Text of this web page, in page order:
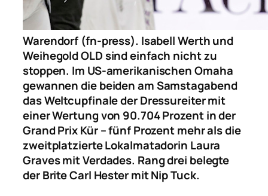
Warendorf (fn-press). Isabell Werth und
Weihegold OLD sind einfach nicht zu
stoppen. Im US-amerikanischen Omaha
gewannen die beiden am Samstagabend
das Weltcupfinale der Dressureiter mit
einer Wertung von 90.704 Prozent in der
Grand Prix Kür – fünf Prozent mehr als die
zweitplatzierte Lokalmatadorin Laura
Graves mit Verdades. Rang drei belegte
der Brite Carl Hester mit Nip Tuck.